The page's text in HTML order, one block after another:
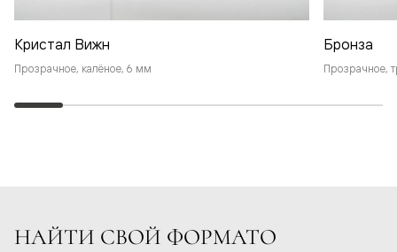
Кристал Вижн
Прозрачное, калёное, 6 мм
Бронза
Прозрачное,
НАЙТИ СВОЙ ФОРМАТО